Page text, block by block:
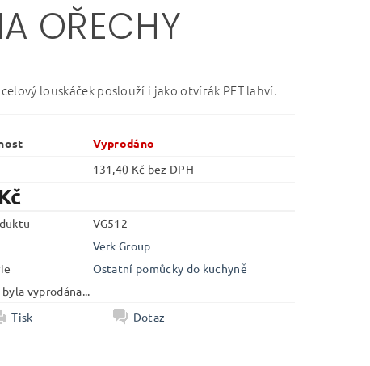
OŘECHY
louskáček poslouží i jako otvírák PET lahví.
Vyprodáno
131,40 Kč bez DPH
VG512
Verk Group
Ostatní pomůcky do kuchyně
vyprodána...
Tisk
Dotaz